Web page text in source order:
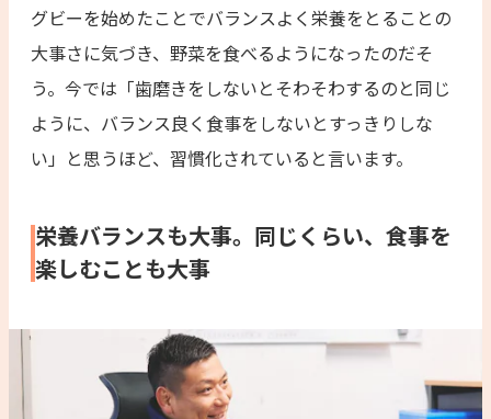
グビーを始めたことでバランスよく栄養をとることの
大事さに気づき、野菜を食べるようになったのだそ
う。今では「歯磨きをしないとそわそわするのと同じ
ように、バランス良く食事をしないとすっきりしな
い」と思うほど、習慣化されていると言います。
栄養バランスも大事。同じくらい、食事を
楽しむことも大事